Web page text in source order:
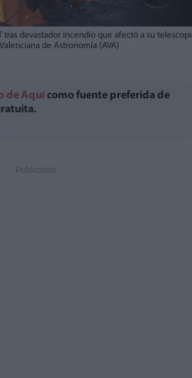
tras devastador incendio que afectó a su
de Astronomía (AVA)
de Aquí como fuente preferida de